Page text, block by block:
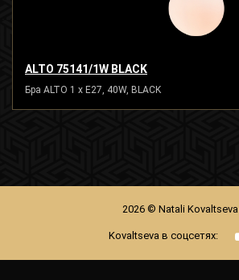
ALTO 75141/1W BLACK
Бра ALTO 1 x E27, 40W, BLACK
2026 © Natali Kovaltseva
Kovaltseva в соцсетях: